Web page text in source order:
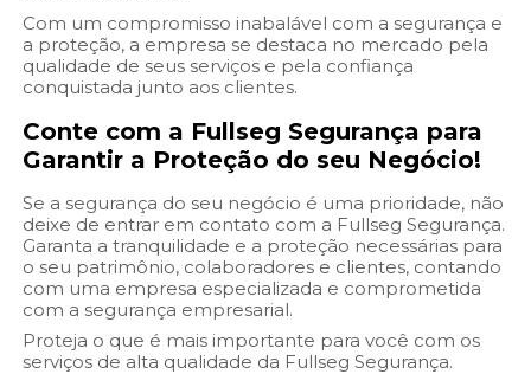
Com um compromisso inabalável com a segurança e
a proteção, a empresa se destaca no mercado pela
qualidade de seus serviços e pela confiança
conquistada junto aos clientes.
Conte com a Fullseg Segurança para
Garantir a Proteção do seu Negócio!
Se a segurança do seu negócio é uma prioridade, não
deixe de entrar em contato com a Fullseg Segurança.
Garanta a tranquilidade e a proteção necessárias para
o seu patrimônio, colaboradores e clientes, contando
com uma empresa especializada e comprometida
com a segurança empresarial.
Proteja o que é mais importante para você com os
serviços de alta qualidade da Fullseg Segurança.